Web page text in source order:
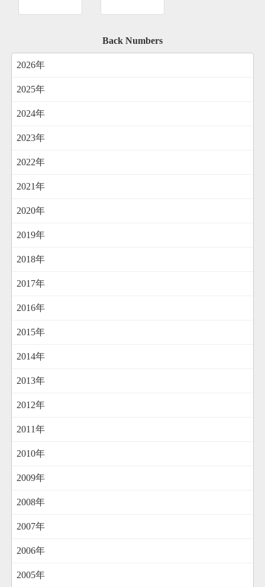
Back Numbers
2026年
2025年
2024年
2023年
2022年
2021年
2020年
2019年
2018年
2017年
2016年
2015年
2014年
2013年
2012年
2011年
2010年
2009年
2008年
2007年
2006年
2005年